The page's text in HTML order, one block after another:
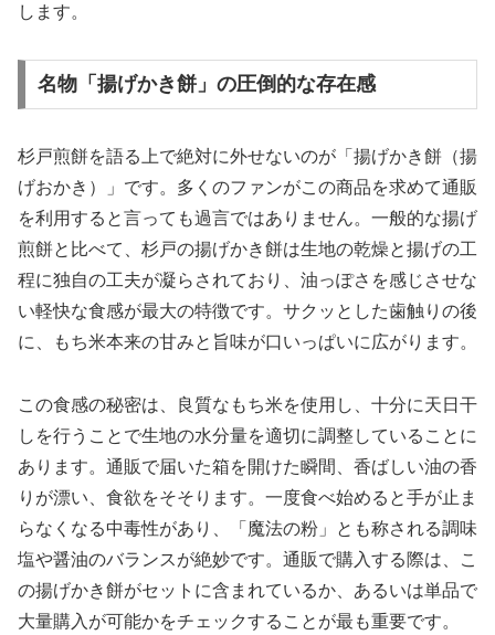
します。
名物「揚げかき餅」の圧倒的な存在感
杉戸煎餅を語る上で絶対に外せないのが「揚げかき餅（揚
げおかき）」です。多くのファンがこの商品を求めて通販
を利用すると言っても過言ではありません。一般的な揚げ
煎餅と比べて、杉戸の揚げかき餅は生地の乾燥と揚げの工
程に独自の工夫が凝らされており、油っぽさを感じさせな
い軽快な食感が最大の特徴です。サクッとした歯触りの後
に、もち米本来の甘みと旨味が口いっぱいに広がります。
この食感の秘密は、良質なもち米を使用し、十分に天日干
しを行うことで生地の水分量を適切に調整していることに
あります。通販で届いた箱を開けた瞬間、香ばしい油の香
りが漂い、食欲をそそります。一度食べ始めると手が止ま
らなくなる中毒性があり、「魔法の粉」とも称される調味
塩や醤油のバランスが絶妙です。通販で購入する際は、こ
の揚げかき餅がセットに含まれているか、あるいは単品で
大量購入が可能かをチェックすることが最も重要です。